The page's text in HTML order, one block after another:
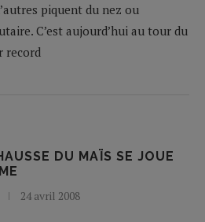
piquent du nez ou
C’est aujourd’hui au tour du
record
DU MAÏS SE JOUE
24 avril 2008